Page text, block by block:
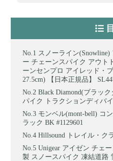
スノーライン
ー チェーンスパイク アウト
ーンセンプロ アイレッド・
27.5cm) 【日本正規品】
Black Diamond(ブラッ
パイク トラクションディバ
モンベル(mont‐bell) コ
ラック BK #1129601
Hillsound トレイル・ク
Unigear アイゼン チェ
製 スノースパイク 凍結道路